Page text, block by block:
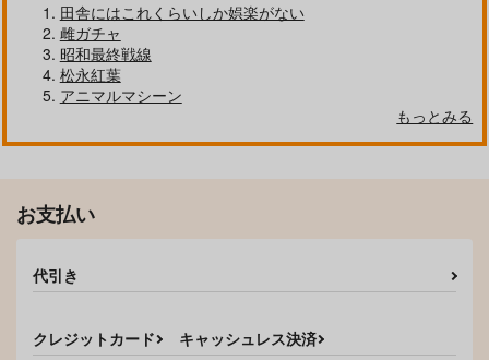
田舎にはこれくらいしか娯楽がない
雌ガチャ
昭和最終戦線
松永紅葉
アニマルマシーン
もっとみる
お支払い
代引き
クレジットカード キャッシュレス決済